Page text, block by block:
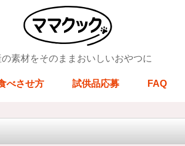
の素材をそのままおいしいおやつに
べさせ方 試供品応募 FAQ